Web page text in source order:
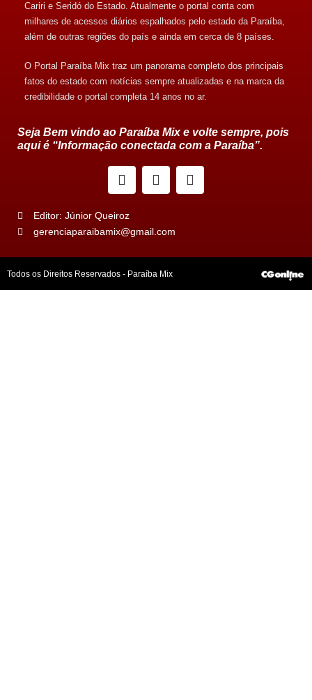
Cariri e Seridó do Estado. Atualmente o portal conta com
milhares de acessos diários espalhados pelo estado da Paraíba,
além de outras regiões do país e ainda em cerca de 8 países.
O Portal Paraíba Mix traz um panorama completo dos principais
fatos do estado com notícias sempre atualizadas e na marca da
credibilidade o portal completa 14 anos no ar.
Seja Bem vindo ao Paraíba Mix e volte sempre, pois
aqui é “Informação conectada com a Paraíba”.
Editor: Júnior Queiroz
gerenciaparaibamix@gmail.com
Todos os Direitos Reservados - Paraíba Mix